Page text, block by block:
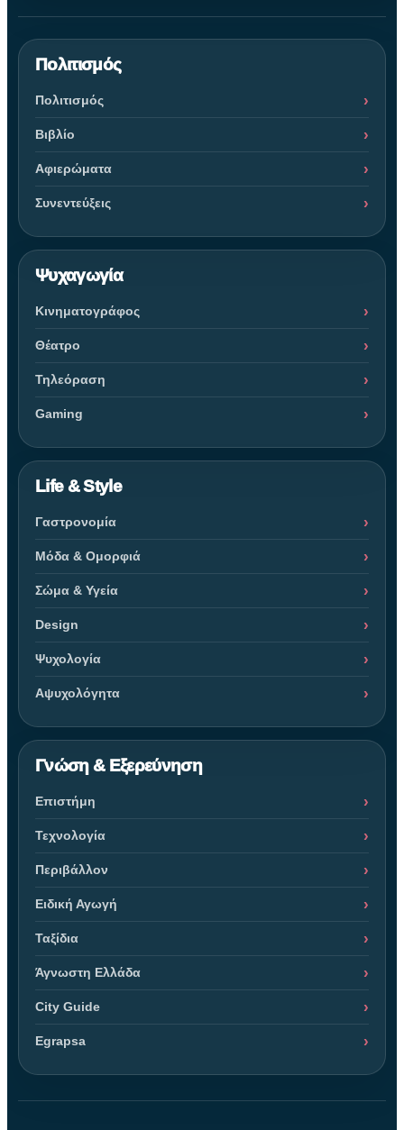
Πολιτισμός
Πολιτισμός
Βιβλίο
Αφιερώματα
Συνεντεύξεις
Ψυχαγωγία
Κινηματογράφος
Θέατρο
Τηλεόραση
Gaming
Life & Style
Γαστρονομία
Μόδα & Ομορφιά
Σώμα & Υγεία
Design
Ψυχολογία
Αψυχολόγητα
Γνώση & Εξερεύνηση
Επιστήμη
Τεχνολογία
Περιβάλλον
Ειδική Αγωγή
Ταξίδια
Άγνωστη Ελλάδα
City Guide
Egrapsa